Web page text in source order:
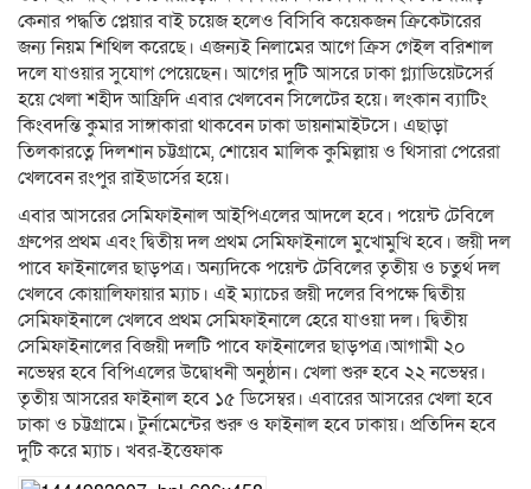
কেনার পদ্ধতি প্লেয়ার বাই চয়েজ হলেও বিসিবি কয়েকজন ক্রিকেটারের
জন্য নিয়ম শিথিল করেছে। এজন্যই নিলামের আগে ক্রিস গেইল বরিশাল
দলে যাওয়ার সুযোগ পেয়েছেন। আগের দুটি আসরে ঢাকা গ্ল্যাডিয়েটসের্র
হয়ে খেলা শহীদ আফ্রিদি এবার খেলবেন সিলেটের হয়ে। লংকান ব্যাটিং
কিংবদন্তি কুমার সাঙ্গাকারা থাকবেন ঢাকা ডায়নামাইটসে। এছাড়া
তিলকারত্নে দিলশান চট্টগ্রামে, শোয়েব মালিক কুমিল্লায় ও থিসারা পেরেরা
খেলবেন রংপুর রাইডার্সের হয়ে।
এবার আসরের সেমিফাইনাল আইপিএলের আদলে হবে। পয়েন্ট টেবিলে
গ্রুপের প্রথম এবং দ্বিতীয় দল প্রথম সেমিফাইনালে মুখোমুখি হবে। জয়ী দল
পাবে ফাইনালের ছাড়পত্র। অন্যদিকে পয়েন্ট টেবিলের তৃতীয় ও চতুর্থ দল
খেলবে কোয়ালিফায়ার ম্যাচ। এই ম্যাচের জয়ী দলের বিপক্ষে দ্বিতীয়
সেমিফাইনালে খেলবে প্রথম সেমিফাইনালে হেরে যাওয়া দল। দ্বিতীয়
সেমিফাইনালের বিজয়ী দলটি পাবে ফাইনালের ছাড়পত্র।আগামী ২০
নভেম্বর হবে বিপিএলের উদ্বোধনী অনুষ্ঠান। খেলা শুরু হবে ২২ নভেম্বর।
তৃতীয় আসরের ফাইনাল হবে ১৫ ডিসেম্বর। এবারের আসরের খেলা হবে
ঢাকা ও চট্টগ্রামে। টুর্নামেন্টের শুরু ও ফাইনাল হবে ঢাকায়। প্রতিদিন হবে
দুটি করে ম্যাচ। খবর-ইত্তেফাক